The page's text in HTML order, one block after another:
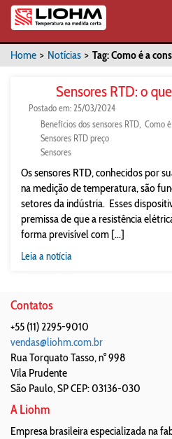
Home > Notícias > Tag: Como é a
Sensores RTD: o
Postado em: 25/03/2024
Benefícios dos sensores RTD Como
Sensores RTD preço
Sensores
Os sensores RTD, conhecidos por
na medição de temperatura, são
setores da indústria. Esses
premissa de que a resistência
forma previsível com [...]
Leia a notícia
Contatos
+55 (11) 2295-9010
vendas@liohm.com.br
Rua Torquato Tasso, n° 998
Vila Prudente
São Paulo,SPCEP: 03136-030
A Liohm
Empresa brasileira especializada na